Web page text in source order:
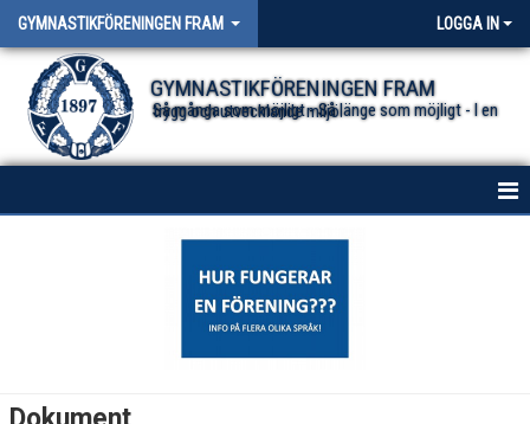
GYMNASTIKFÖRENINGEN FRAM LOGGA IN
GYMNASTIKFÖRENINGEN FRAM
Så många som möjligt - Så länge som möjligt - I en trygg och utvecklande miljö.
NYHETER FÖR ALLA TRUPPER